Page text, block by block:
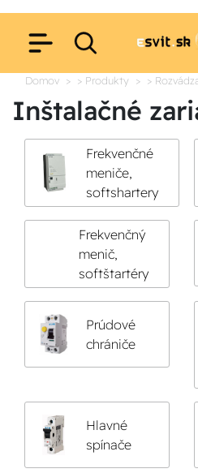
Domov > Produkty >
Inštalačné
Frekvenčné
meniče,
softshartery
Frekvenčný
menič,
softštartéry
Prúdové
chrániče
Hlavné
spínače